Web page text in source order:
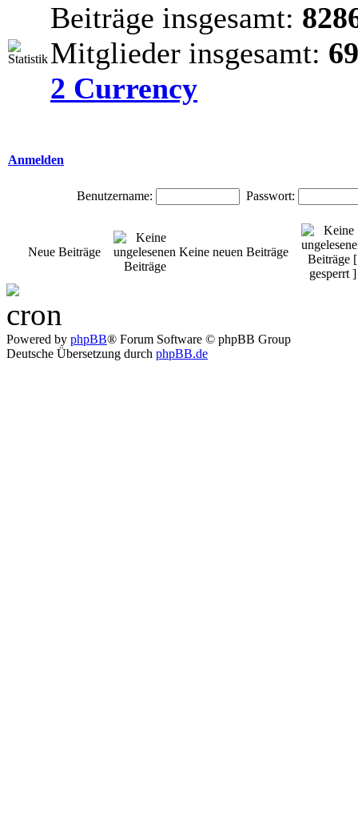
Beiträge insgesamt:
Mitglieder insgesamt:
2 Currency
Anmelden
Benutzername: Passwort:
Neue Beiträge Keine neuen Beiträge
Powered by phpBB® Forum Software © phpBB Group
Deutsche Übersetzung durch phpBB.de